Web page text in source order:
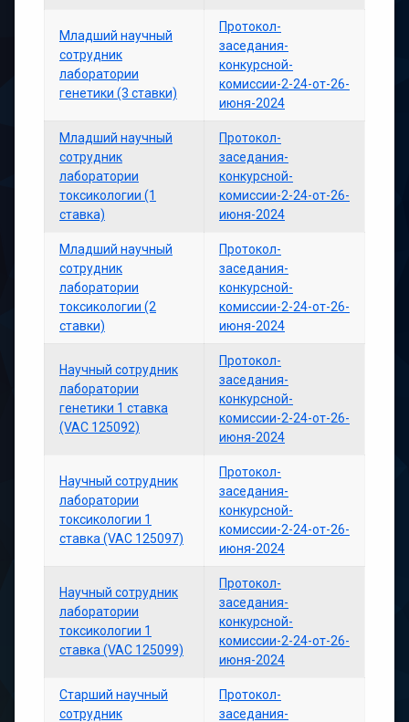
Младший научный
сотрудник
лаборатории
генетики (3 ставки)
Протокол-
заседания-
конкурсной-
комиссии-2-24-от-26-
июня-2024
Младший научный
сотрудник
лаборатории
токсикологии (1
ставка)
Протокол-
заседания-
конкурсной-
комиссии-2-24-от-26-
июня-2024
Младший научный
сотрудник
лаборатории
токсикологии (2
ставки)
Протокол-
заседания-
конкурсной-
комиссии-2-24-от-26-
июня-2024
Научный сотрудник
лаборатории
генетики 1 ставка
(VAC 125092)
Протокол-
заседания-
конкурсной-
комиссии-2-24-от-26-
июня-2024
Научный сотрудник
лаборатории
токсикологии 1
ставка (VAC 125097)
Протокол-
заседания-
конкурсной-
комиссии-2-24-от-26-
июня-2024
Научный сотрудник
лаборатории
токсикологии 1
ставка (VAC 125099)
Протокол-
заседания-
конкурсной-
комиссии-2-24-от-26-
июня-2024
Старший научный
сотрудник
Протокол-
заседания-